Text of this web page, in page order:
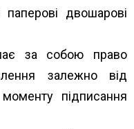
двошарові
за собою право
залежно від
підписання